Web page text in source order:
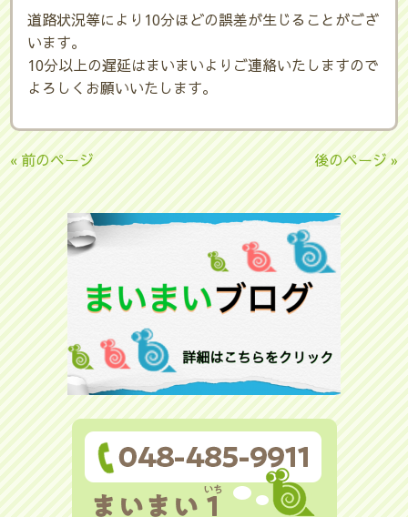
道路状況等により10分ほどの誤差が生じることがござ
います。
10分以上の遅延はまいまいよりご連絡いたしますので
よろしくお願いいたします。
« 前のページ 後のページ »